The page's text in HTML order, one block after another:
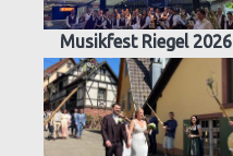
Musikfest Riegel 2026